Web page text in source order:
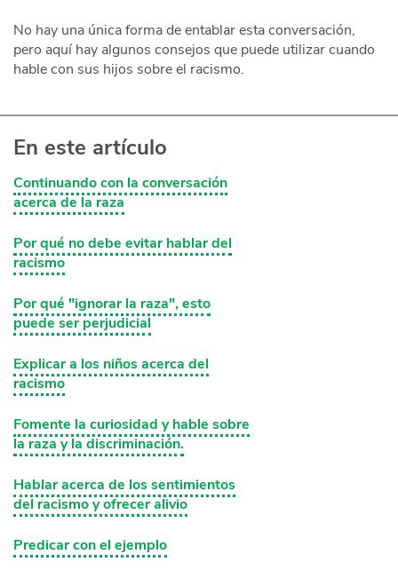
No hay una única forma de entablar esta conversación,
pero aquí hay algunos consejos que puede utilizar cuando
hable con sus hijos sobre el racismo.
En este artículo
Continuando con la conversación
acerca de la raza
Por qué no debe evitar hablar del
racismo
Por qué "ignorar la raza", esto
puede ser perjudicial
Explicar a los niños acerca del
racismo
Fomente la curiosidad y hable sobre
la raza y la discriminación.
Hablar acerca de los sentimientos
del racismo y ofrecer alivio
Predicar con el ejemplo